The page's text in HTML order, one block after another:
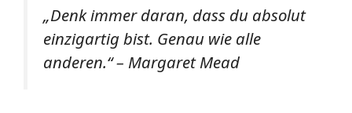
„Denk immer daran, dass du absolut
einzigartig bist. Genau wie alle
anderen.“ – Margaret Mead